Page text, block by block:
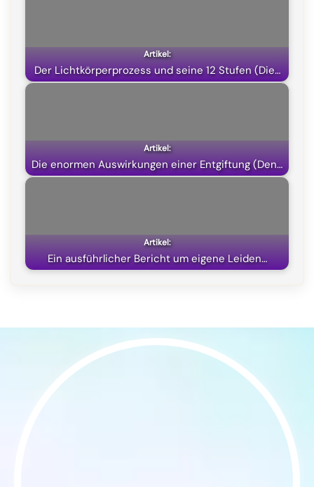
o
k
a
m
p
p
t
e
Der Lichtkörperprozess und seine 12 Stufen (Die…
Die enormen Auswirkungen einer Entgiftung (Den…
Ein ausführlicher Bericht um eigene Leiden…